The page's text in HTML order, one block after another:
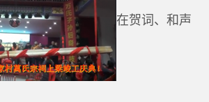
在贺词、和声